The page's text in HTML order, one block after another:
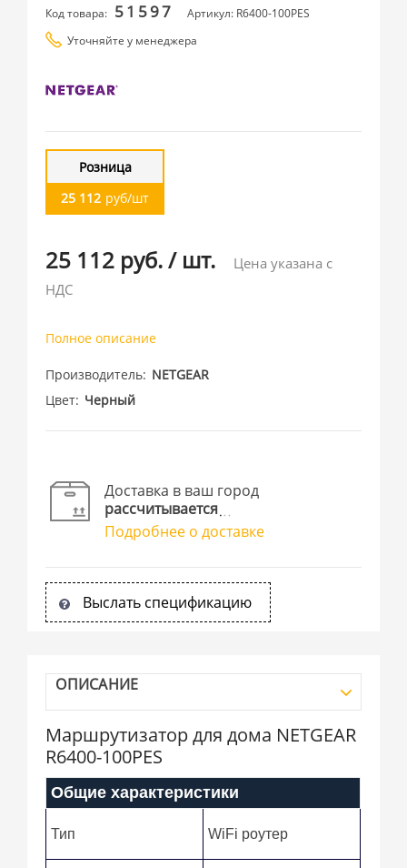
Код товара: 51597
Артикул: R6400-100PES
Уточняйте у менеджера
Розница
25 112 руб/шт
25 112 руб./ шт.
Цена указана с
НДС
Полное описание
Производитель NETGEAR
Цвет Черный
Доставка в ваш город
рассчитывается
Подробнее о доставке
Выслать спецификацию
ОПИСАНИЕ
Маршрутизатор для дома NETGEAR
R6400-100PES
Общие характеристики
Тип WiFi роутер